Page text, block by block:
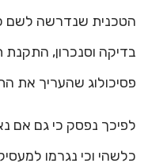
הטכנית שנדרשה לשם כך
בדיקה וסנכרון, התקנת
פסיכולוג שהעריך את
לפיכך נפסק כי גם אם
כלשהי וכי נגרמו